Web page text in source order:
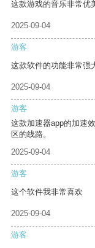
这款游戏的音乐非常优
2025-09-04
游客
这款软件的功能非常强
2025-09-04
游客
这款加速器app的加速
区的线路。
2025-09-04
游客
这个软件我非常喜欢
2025-09-04
游客